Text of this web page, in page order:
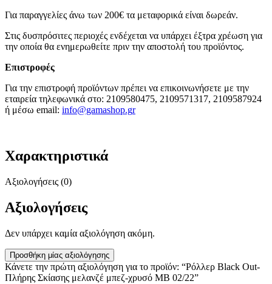
Για παραγγελίες άνω των 200€ τα μεταφορικά είναι δωρεάν.
Στις δυσπρόσιτες περιοχές ενδέχεται να υπάρχει έξτρα χρέωση για
την οποία θα ενημερωθείτε πριν την αποστολή του προϊόντος.
Επιστροφές
Για την επιστροφή προϊόντων πρέπει να επικοινωνήσετε με την
εταιρεία τηλεφωνικά στο: 2109580475, 2109571317, 2109587924
ή μέσω email: info@gamashop.gr
Χαρακτηριστικά
Αξιολογήσεις (0)
Αξιολογήσεις
Δεν υπάρχει καμία αξιολόγηση ακόμη.
Προσθήκη μίας αξιολόγησης
Κάνετε την πρώτη αξιολόγηση για το προϊόν: “Ρόλλερ Black Out-
Πλήρης Σκίασης μελανζέ μπεζ-χρυσό MB 02/22”